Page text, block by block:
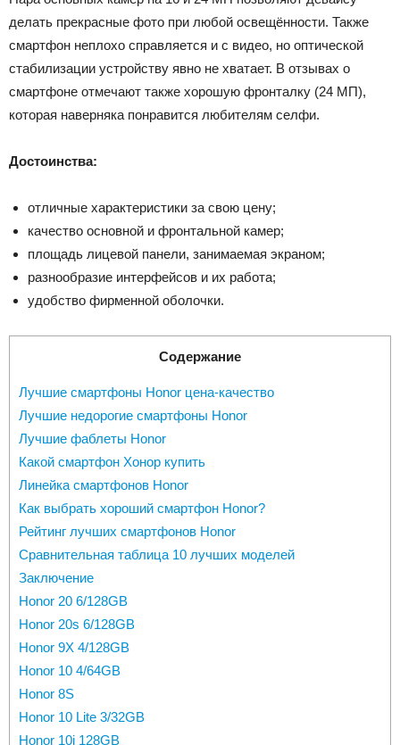
делать прекрасные фото при любой освещённости. Также
смартфон неплохо справляется и с видео, но оптической
стабилизации устройству явно не хватает. В отзывах о
смартфоне отмечают также хорошую фронталку (24 МП),
которая наверняка понравится любителям селфи.
Достоинства:
отличные характеристики за свою цену;
качество основной и фронтальной камер;
площадь лицевой панели, занимаемая экраном;
разнообразие интерфейсов и их работа;
удобство фирменной оболочки.
Содержание
Лучшие смартфоны Honor цена-качество
Лучшие недорогие смартфоны Honor
Лучшие фаблеты Honor
Какой смартфон Хонор купить
Линейка смартфонов Honor
Как выбрать хороший смартфон Honor?
Рейтинг лучших смартфонов Honor
Сравнительная таблица 10 лучших моделей
Заключение
Honor 20 6/128GB
Honor 20s 6/128GB
Honor 9X 4/128GB
Honor 10 4/64GB
Honor 8S
Honor 10 Lite 3/32GB
Honor 10i 128GB